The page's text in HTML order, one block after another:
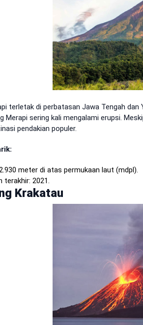
terletak di perbatasan Jawa Tengah
Merapi sering kali mengalami erupsi.
pendakian populer.
meter di atas permukaan laut (mdpl).
terakhir: 2021.
Krakatau